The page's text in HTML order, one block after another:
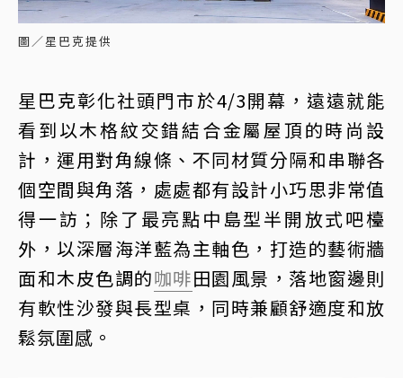
圖／星巴克提供
星巴克彰化社頭門市於4/3開幕，遠遠就能
看到以木格紋交錯結合金屬屋頂的時尚設
計，運用對角線條、不同材質分隔和串聯各
個空間與角落，處處都有設計小巧思非常值
得一訪；除了最亮點中島型半開放式吧檯
外，以深層海洋藍為主軸色，打造的藝術牆
面和木皮色調的咖啡田園風景，落地窗邊則
有軟性沙發與長型桌，同時兼顧舒適度和放
鬆氛圍感。